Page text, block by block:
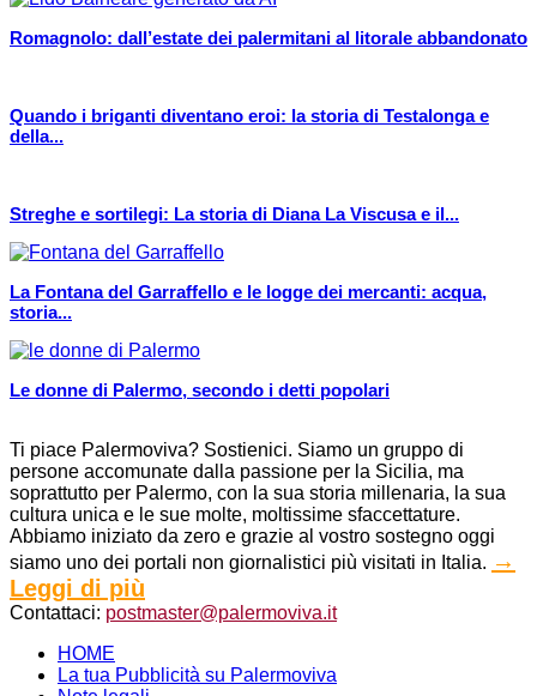
Romagnolo: dall’estate dei palermitani al litorale abbandonato
Quando i briganti diventano eroi: la storia di Testalonga e
della...
Streghe e sortilegi: La storia di Diana La Viscusa e il...
La Fontana del Garraffello e le logge dei mercanti: acqua,
storia...
Le donne di Palermo, secondo i detti popolari
Ti piace Palermoviva? Sostienici. Siamo un gruppo di
persone accomunate dalla passione per la Sicilia, ma
soprattutto per Palermo, con la sua storia millenaria, la sua
cultura unica e le sue molte, moltissime sfaccettature.
Abbiamo iniziato da zero e grazie al vostro sostegno oggi
siamo uno dei portali non giornalistici più visitati in Italia. →
Leggi di più
Contattaci: postmaster@palermoviva.it
HOME
La tua Pubblicità su Palermoviva